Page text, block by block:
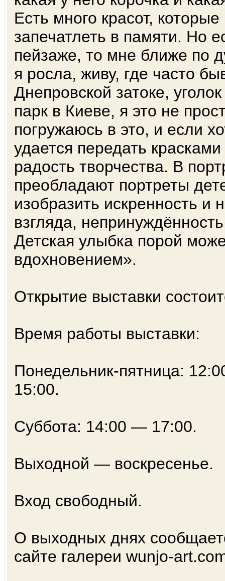
Есть много красот,
запечатлеть в памяти. Но
пейзаже, то мне ближе по
я росла, живу, где часто
Днепровской затоке,
парк в Киеве, я это не
погружаюсь в это, и если
удается передать
радость творчества. В
преобладают портреты
изобразить искренность и
взгляда,
Детская улыбка порой
вдохновением».
Открытие выставки
Время работы выставки:
Понедельник-пятница:
15:00.
Суббота: 14:00 — 17:00.
Выходной — воскресенье.
Вход свободный.
О выходных днях
сайте галереи wunjo-